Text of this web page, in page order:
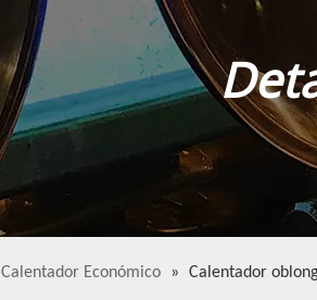
Calentador Económico » Calentador